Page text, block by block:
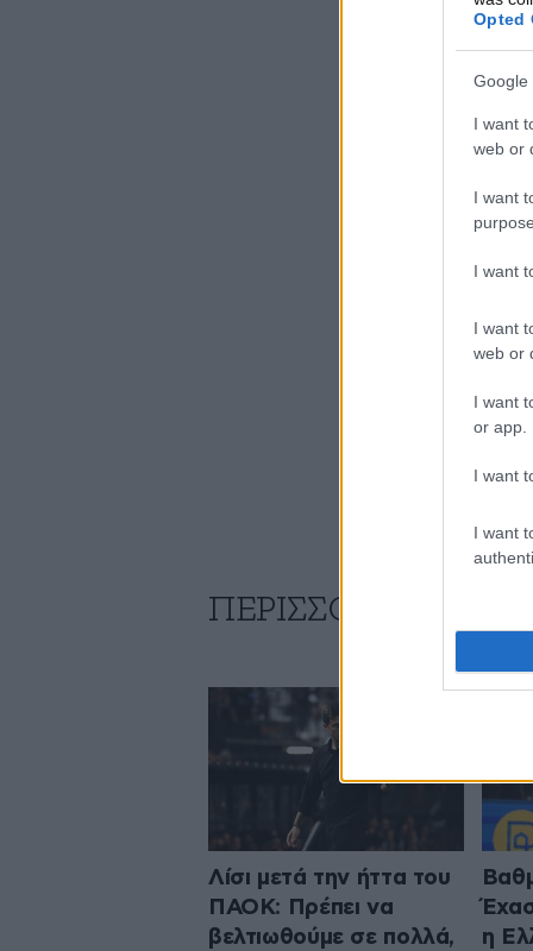
Opted
Google
I want
web or
I want
I want
I want
web or
I want
or app.
I want
I want
ΠΕΡΙΣΣΟΤΕΡΑ ΑΠΟ
Λίσι μετά την ήττα του
ΠΑΟΚ: Πρέπει να
βελτιωθούμε σε πολλά,
η